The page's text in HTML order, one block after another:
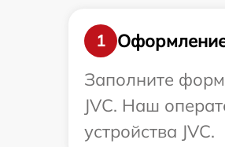
1
Заполните
JVC. Наш
устройства JVC.